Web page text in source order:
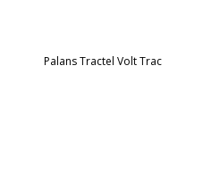
Palans Tractel Volt Trac